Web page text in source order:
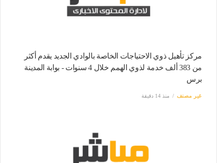
مركز تأهيل ذوي الاحتياجات الخاصة بالوادي الجديد يقدم أكثر
من 383 ألف خدمة لذوي الهمم خلال 4 سنوات - بوابة المدينة
برس
غير مصنف منذ 14 دقيقة